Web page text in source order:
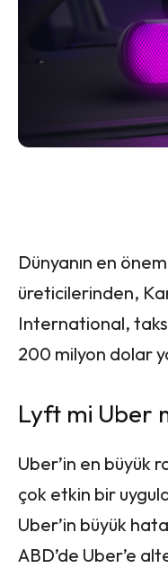
Dünyanın en
üreticilerinden,
International, taksi
200 milyon dolar
Lyft mi Uber
Uber’in en büyük
çok etkin bir
Uber’in büyük
ABD’de Uber’e